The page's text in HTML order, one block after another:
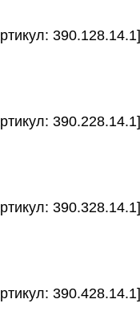
390.128.14.1]
390.228.14.1]
390.328.14.1]
390.428.14.1]